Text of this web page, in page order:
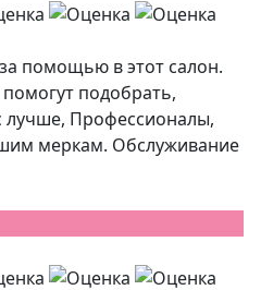
помощью в этот салон.
подобрать,
лучше, Профессионалы,
меркам. Обслуживание